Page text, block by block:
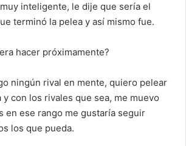
inteligente, le dije que sería el
terminó la pelea y así mismo fue.
hacer próximamente?
ningún rival en mente, quiero pelear
con los rivales que sea, me muevo
en ese rango me gustaría seguir
los que pueda.